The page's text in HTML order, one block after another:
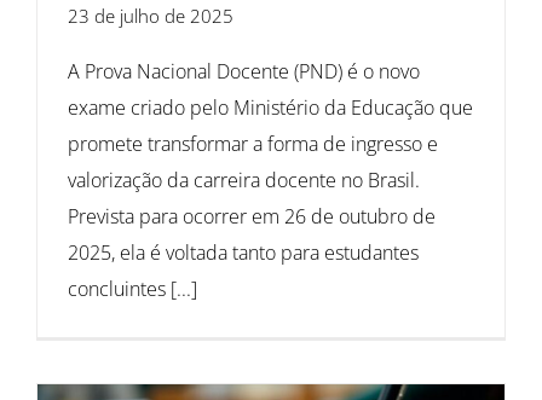
23 de julho de 2025
A Prova Nacional Docente (PND) é o novo
exame criado pelo Ministério da Educação que
promete transformar a forma de ingresso e
valorização da carreira docente no Brasil.
Prevista para ocorrer em 26 de outubro de
2025, ela é voltada tanto para estudantes
concluintes [...]